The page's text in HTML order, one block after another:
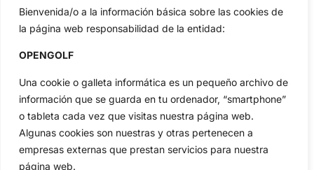
Bienvenida/o a la información básica sobre las cookies de
la página web responsabilidad de la entidad:
OPENGOLF
Una cookie o galleta informática es un pequeño archivo de
información que se guarda en tu ordenador, “smartphone”
o tableta cada vez que visitas nuestra página web.
Algunas cookies son nuestras y otras pertenecen a
empresas externas que prestan servicios para nuestra
página web.
Categorias
Inicio
Actualidad
Circuitos
Especiales
Jon Rahm
Vídeos
De Interés
Compañía
Aviso Legal